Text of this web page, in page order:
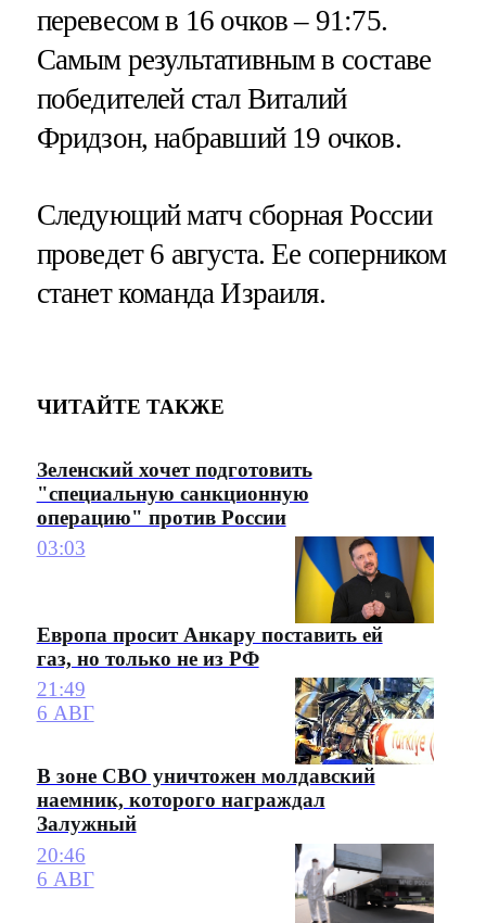
перевесом в 16 очков – 91:75.
Самым результативным в составе
победителей стал Виталий
Фридзон, набравший 19 очков.
Следующий матч сборная России
проведет 6 августа. Ее соперником
станет команда Израиля.
ЧИТАЙТЕ ТАКЖЕ
Зеленский хочет подготовить
"специальную санкционную
операцию" против России
03:03
Европа просит Анкару поставить ей
газ, но только не из РФ
21:49
6 АВГ
В зоне СВО уничтожен молдавский
наемник, которого награждал
Залужный
20:46
6 АВГ